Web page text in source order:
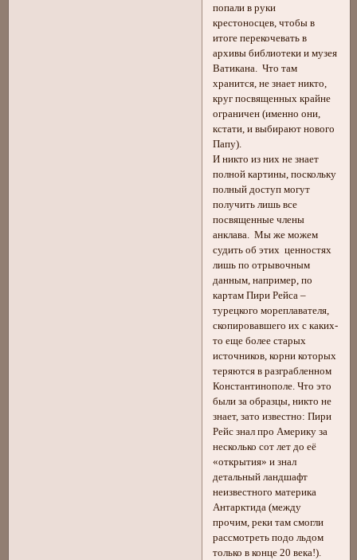
попали в руки
крестоносцев, чтобы в
итоге перекочевать в
архивы библиотеки и музея
Ватикана. Что там
хранится, не знает никто,
круг посвященных крайне
ограничен (именно они,
кстати, и выбирают нового
Папу).
И никто из них не знает
полной картины, поскольку
полный доступ могут
получить лишь все
посвященные члены
анклава. Мы же можем
судить об этих ценностях
лишь по отрывочным
данным, например, по
картам Пири Рейса –
турецкого мореплавателя,
скопировавшего их с каких-
то еще более старых
источников, корни которых
теряются в разграбленном
Константинополе. Что это
были за образцы, никто не
знает, зато известно: Пири
Рейс знал про Америку за
несколько сот лет до её
«открытия» и знал
детальный ландшафт
неизвестного материка
Антарктида (между
прочим, реки там смогли
рассмотреть подо льдом
только в конце 20 века!).